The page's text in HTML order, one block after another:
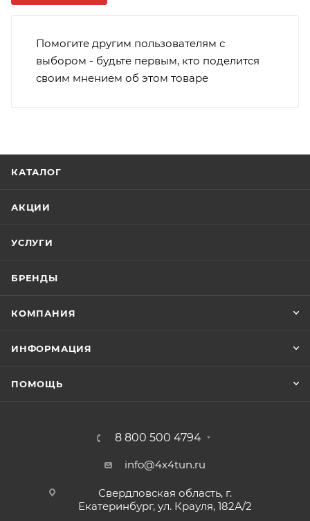
Помогите другим пользователям с
выбором - будьте первым, кто поделится
своим мнением об этом товаре
КАТАЛОГ
АКЦИИ
УСЛУГИ
БРЕНДЫ
КОМПАНИЯ
ИНФОРМАЦИЯ
ПОМОЩЬ
8 800 500 4794
info@4x4tun.ru
Свердловская область, г.
Екатеринбург, ул. Крауля, 182А/2